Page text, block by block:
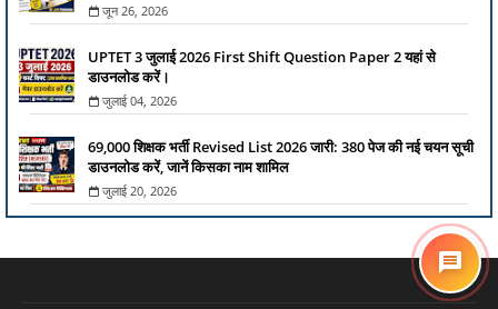
जून 26, 2026
UPTET 3 जुलाई 2026 First Shift Question Paper 2 यहां से
डाउनलोड करें।
जुलाई 04, 2026
69,000 शिक्षक भर्ती Revised List 2026 जारी: 380 पेज की नई चयन सूची
डाउनलोड करें, जानें किसका नाम शामिल
जुलाई 20, 2026